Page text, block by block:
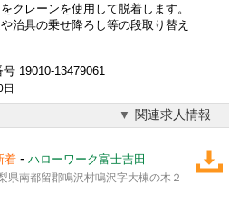
クレーンを使用して脱着します。
治具の乗せ降ろし等の段取り替え
19010-13479061
関連求人情報
着 - ハローワーク富士吉田
南都留郡鳴沢村鳴沢字大棟の木２